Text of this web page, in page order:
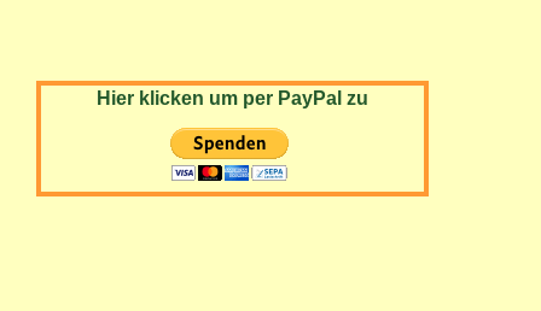
Hier klicken um per PayPal zu